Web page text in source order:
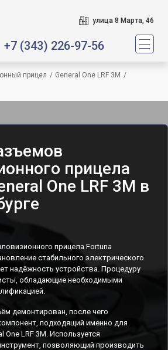
улица 8 Марта, 46
+7 (343) 226-97-56
прицел / General One LRF 3M /
прицела
One LRF 3M в
прицела Fortuna
стабильного электрического
надёжность устройства. Процедуру
обладающие необходимыми
демонтирован, после чего
подходящий именно для
LRF 3M. Используется
позволяющий производить